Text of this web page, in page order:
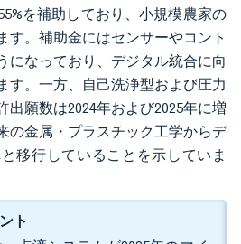
を補助しており、小規模農家の
す。補助金にはセンサーやコント
になっており、デジタル統合に向
す。一方、自己洗浄型および圧力
出願数は2024年および2025年に増
の金属・プラスチック工学からデ
移行していることを示していま
ト